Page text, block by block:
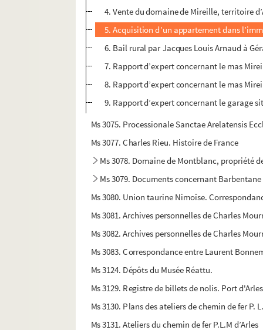
4. Vente du domaine de Mireille, territoire
5. Acquisition d’un appartement dans
6. Bail rural par Jacques Louis Arnaud à
7. Rapport d’expert concernant le mas
8. Rapport d’expert concernant le mas
9. Rapport d’expert concernant le garage
Ms 3075. Processionale Sanctae Arelatensis
Ms 3077. Charles Rieu. Histoire de France
Ms 3078. Domaine de Montblanc, propriété
Ms 3079. Documents concernant Barbentane
Ms 3080. Union taurine Nimoîse.
Ms 3081. Archives personnelles de Charles
Ms 3082. Archives personnelles de Charles
Ms 3083. Correspondance entre Laurent
Ms 3124. Dépôts du Musée Réattu.
Ms 3129. Registre de billets de nolis. Port d'Arles
Ms 3130. Plans des ateliers de chemin de fer P.
Ms 3131. Ateliers du chemin de fer P.L.M d’Arles